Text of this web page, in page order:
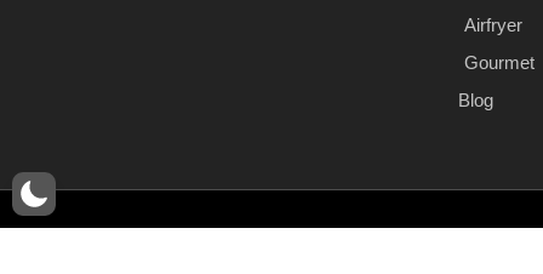
Airfryer
Gourmet
Blog